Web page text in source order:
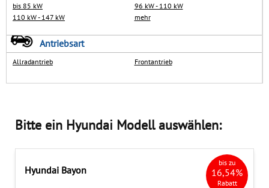
Impressum
Typklassen-Abfrage
Steuerrechner
GÄSTEBUCH
HÄNDLERBEREICH
bis 85 kW
96 kW - 110 kW
110 kW - 147 kW
mehr
Antriebsart
Allradantrieb Frontantrieb
Bitte ein Hyundai Modell auswählen:
Hyundai Bayon
bis zu
16,54%
Rabatt